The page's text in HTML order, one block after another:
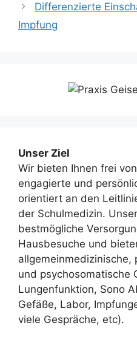
Differenzierte
Impfung
Unser Ziel
Wir bieten Ihnen frei
engagierte und
orientiert an den
der Schulmedizin.
bestmögliche
Hausbesuche und
allgemeinmedizinische,
und psychosomatische
Lungenfunktion, Sono
Gefäße, Labor,
viele Gespräche, etc).